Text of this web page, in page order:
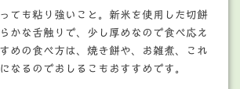
ても粘り強いこと。新米を使用した切餅
かな舌触りで、少し厚めなので食べ応え
めの食べ方は、焼き餅や、お雑煮、これ
なるのでおしるこもおすすめです。